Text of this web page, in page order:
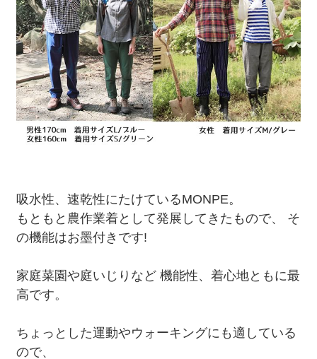
吸水性、速乾性にたけているMONPE。
もともと農作業着として発展してきたもので、 そ
の機能はお墨付きです!
家庭菜園や庭いじりなど 機能性、着心地ともに最
高です。
ちょっとした運動やウォーキングにも適している
ので、